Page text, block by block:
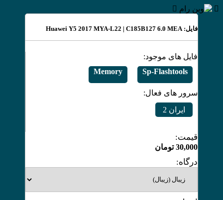
فایل: Huawei Y5 2017 MYA-L22 | C185B127 6.0 MEA
فایل های موجود:
Sp-Flashtools
Memory
سرور های فعال:
ایران 2
قیمت:
30,000 تومان
درگاه: